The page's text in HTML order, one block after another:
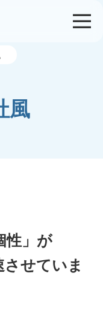
風
性」が
せていま